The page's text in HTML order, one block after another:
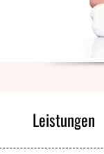
Leistungen